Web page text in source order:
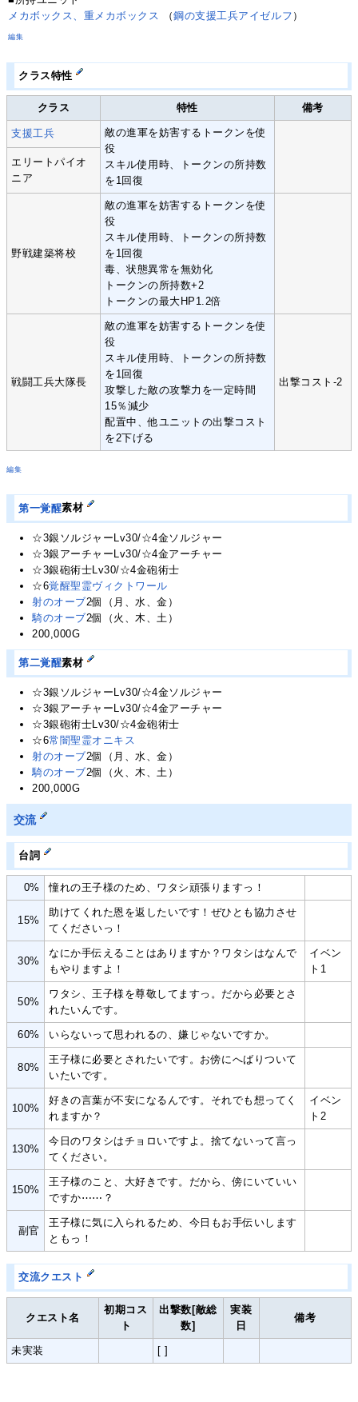
メカボックス、重メカボックス （鋼の支援工兵アイゼルフ ）
編集
クラス特性
クラス 特性 備考
支援工兵
敵の進軍を妨害するトークンを使
役
スキル使用時、トークンの所持数
を1回復
エリートパイオ
ニア
野戦建築将校
敵の進軍を妨害するトークンを使
役
スキル使用時、トークンの所持数
を1回復
毒、状態異常を無効化
トークンの所持数+2
トークンの最大HP1.2倍
戦闘工兵大隊長
敵の進軍を妨害するトークンを使
役
スキル使用時、トークンの所持数
を1回復
攻撃した敵の攻撃力を一定時間
15％減少
配置中、他ユニットの出撃コスト
を2下げる
出撃コスト-2
編集
第一覚醒素材
☆3銀ソルジャーLv30/☆4金ソルジャー
☆3銀アーチャーLv30/☆4金アーチャー
☆3銀砲術士Lv30/☆4金砲術士
☆6覚醒聖霊ヴィクトワール
射のオーブ2個（月、水、金）
騎のオーブ2個（火、木、土）
200,000G
第二覚醒素材
☆3銀ソルジャーLv30/☆4金ソルジャー
☆3銀アーチャーLv30/☆4金アーチャー
☆3銀砲術士Lv30/☆4金砲術士
☆6常闇聖霊オニキス
射のオーブ2個（月、水、金）
騎のオーブ2個（火、木、土）
200,000G
交流
台詞
0% 憧れの王子様のため、ワタシ頑張りますっ！
15%
助けてくれた恩を返したいです！ぜひとも協力させ
てくださいっ！
30%
なにか手伝えることはありますか？ワタシはなんで
もやりますよ！
イベン
ト1
50%
ワタシ、王子様を尊敬してますっ。だから必要とさ
れたいんです。
60% いらないって思われるの、嫌じゃないですか。
80%
王子様に必要とされたいです。お傍にへばりついて
いたいです。
100%
好きの言葉が不安になるんです。それでも想ってく
れますか？
イベン
ト2
130%
今日のワタシはチョロいですよ。捨てないって言っ
てください。
150%
王子様のこと、大好きです。だから、傍にいていい
ですか⋯⋯？
副官
王子様に気に入られるため、今日もお手伝いします
ともっ！
交流クエスト
クエスト名
初期コス
ト
出撃数[敵総
数]
実装
日
備考
未実装 [ ]